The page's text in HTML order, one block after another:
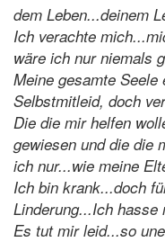
dem Leben...deinem
Ich verachte
wäre ich nur niemals
Meine gesamte Seele
Selbstmitleid, doch
Die die mir helfen
gewiesen und die die
ich nur...wie meine
Ich bin krank...doch
Linderung...Ich
Es tut mir leid...so